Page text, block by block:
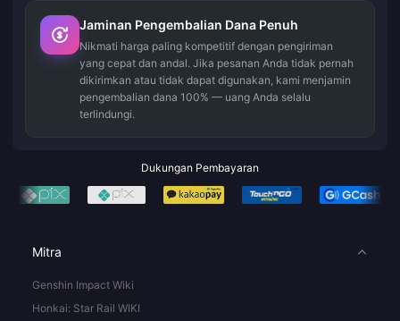
Jaminan Pengembalian Dana Penuh
Nikmati harga paling kompetitif dengan pengiriman
yang cepat dan andal. Jika pesanan Anda tidak pernah
dikirimkan atau tidak dapat digunakan, kami menjamin
pengembalian dana 100% — uang Anda selalu
terlindungi.
Dukungan Pembayaran
Mitra
Genshin Impact Wiki
Honkai: Star Rail WIKI